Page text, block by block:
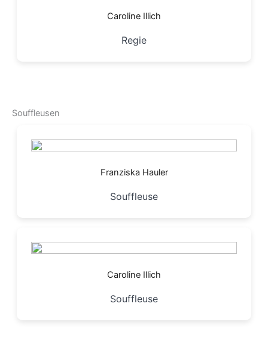
Caroline Illich
Regie
Souffleusen
Franziska Hauler
Souffleuse
Caroline Illich
Souffleuse